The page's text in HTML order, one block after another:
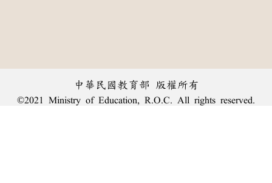
中華民國教育部 版權所有
©2021 Ministry of Education, R.O.C. All rights reserved.